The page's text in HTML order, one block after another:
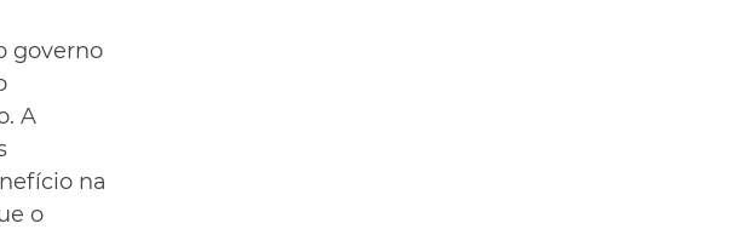
governo
A
na
o